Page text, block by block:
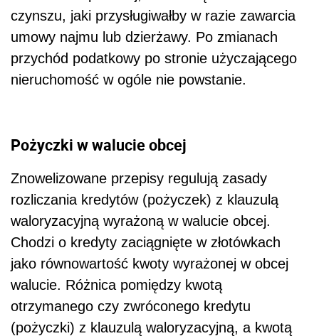
czynszu, jaki przysługiwałby w razie zawarcia
umowy najmu lub dzierżawy. Po zmianach
przychód podatkowy po stronie użyczającego
nieruchomość w ogóle nie powstanie.
Pożyczki w walucie obcej
Znowelizowane przepisy regulują zasady
rozliczania kredytów (pożyczek) z klauzulą
waloryzacyjną wyrażoną w walucie obcej.
Chodzi o kredyty zaciągnięte w złotówkach
jako równowartość kwoty wyrażonej w obcej
walucie. Różnica pomiędzy kwotą
otrzymanego czy zwróconego kredytu
(pożyczki) z klauzulą waloryzacyjną, a kwotą